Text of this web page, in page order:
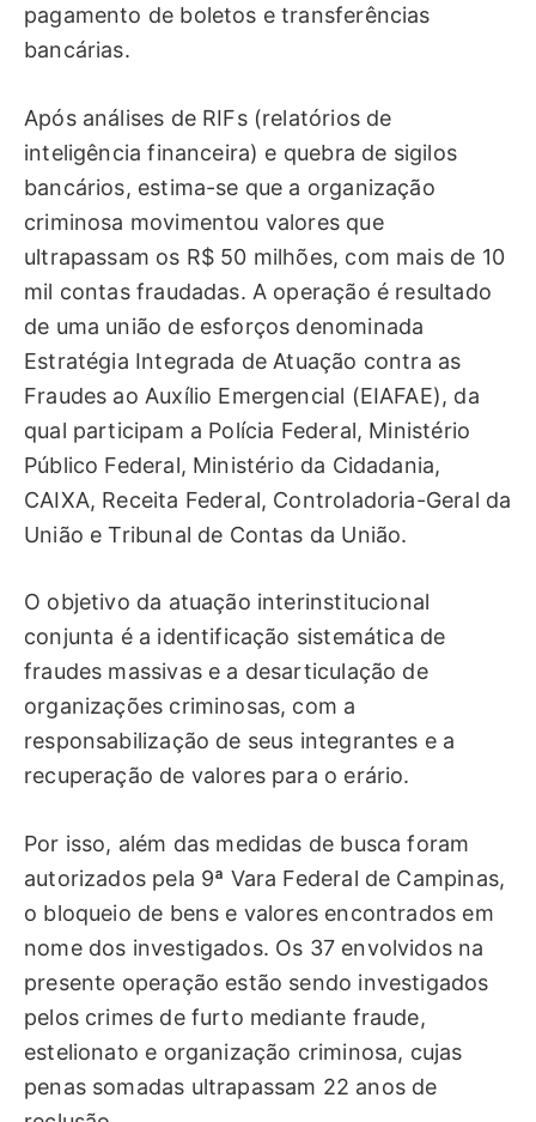
pagamento de boletos e transferências
bancárias.
Após análises de RIFs (relatórios de
inteligência financeira) e quebra de sigilos
bancários, estima-se que a organização
criminosa movimentou valores que
ultrapassam os R$ 50 milhões, com mais de 10
mil contas fraudadas. A operação é resultado
de uma união de esforços denominada
Estratégia Integrada de Atuação contra as
Fraudes ao Auxílio Emergencial (EIAFAE), da
qual participam a Polícia Federal, Ministério
Público Federal, Ministério da Cidadania,
CAIXA, Receita Federal, Controladoria-Geral da
União e Tribunal de Contas da União.
O objetivo da atuação interinstitucional
conjunta é a identificação sistemática de
fraudes massivas e a desarticulação de
organizações criminosas, com a
responsabilização de seus integrantes e a
recuperação de valores para o erário.
Por isso, além das medidas de busca foram
autorizados pela 9ª Vara Federal de Campinas,
o bloqueio de bens e valores encontrados em
nome dos investigados. Os 37 envolvidos na
presente operação estão sendo investigados
pelos crimes de furto mediante fraude,
estelionato e organização criminosa, cujas
penas somadas ultrapassam 22 anos de